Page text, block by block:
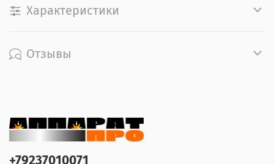
Характеристики
Отзывы
+79237010071